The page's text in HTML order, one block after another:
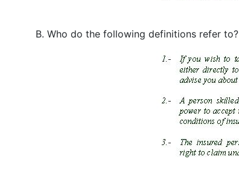
B. Who do the following definitions refer to?